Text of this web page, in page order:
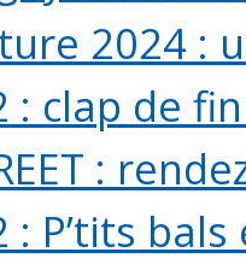
2024 :
: clap de
:
: P’tits